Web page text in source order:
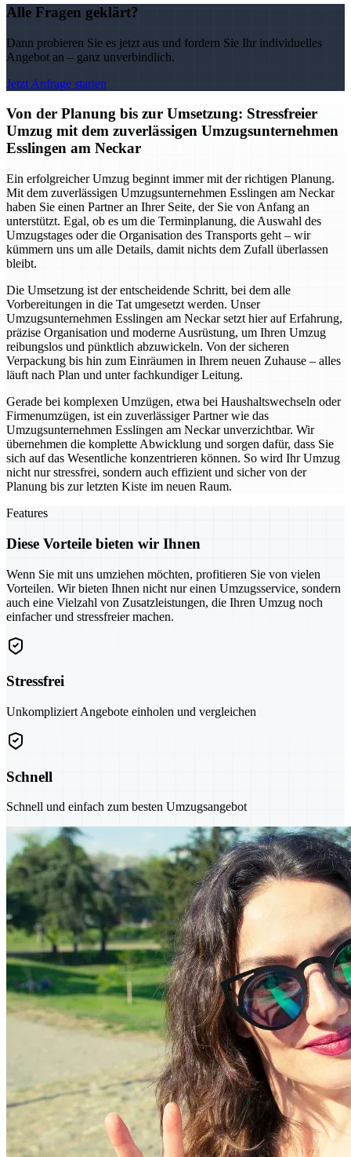
Alle Fragen geklärt?
Dann probieren Sie es jetzt aus und fordern Sie Ihr individuelles
Angebot an – ganz unverbindlich.
Jetzt Anfrage starten
Von der Planung bis zur Umsetzung: Stressfreier
Umzug mit dem zuverlässigen Umzugsunternehmen
Esslingen am Neckar
Ein erfolgreicher Umzug beginnt immer mit der richtigen Planung.
Mit dem zuverlässigen Umzugsunternehmen Esslingen am Neckar
haben Sie einen Partner an Ihrer Seite, der Sie von Anfang an
unterstützt. Egal, ob es um die Terminplanung, die Auswahl des
Umzugstages oder die Organisation des Transports geht – wir
kümmern uns um alle Details, damit nichts dem Zufall überlassen
bleibt.
Die Umsetzung ist der entscheidende Schritt, bei dem alle
Vorbereitungen in die Tat umgesetzt werden. Unser
Umzugsunternehmen Esslingen am Neckar setzt hier auf Erfahrung,
präzise Organisation und moderne Ausrüstung, um Ihren Umzug
reibungslos und pünktlich abzuwickeln. Von der sicheren
Verpackung bis hin zum Einräumen in Ihrem neuen Zuhause – alles
läuft nach Plan und unter fachkundiger Leitung.
Gerade bei komplexen Umzügen, etwa bei Haushaltswechseln oder
Firmenumzügen, ist ein zuverlässiger Partner wie das
Umzugsunternehmen Esslingen am Neckar unverzichtbar. Wir
übernehmen die komplette Abwicklung und sorgen dafür, dass Sie
sich auf das Wesentliche konzentrieren können. So wird Ihr Umzug
nicht nur stressfrei, sondern auch effizient und sicher von der
Planung bis zur letzten Kiste im neuen Raum.
Features
Diese Vorteile bieten wir Ihnen
Wenn Sie mit uns umziehen möchten, profitieren Sie von vielen
Vorteilen. Wir bieten Ihnen nicht nur einen Umzugsservice, sondern
auch eine Vielzahl von Zusatzleistungen, die Ihren Umzug noch
einfacher und stressfreier machen.
Stressfrei
Unkompliziert Angebote einholen und vergleichen
Schnell
Schnell und einfach zum besten Umzugsangebot